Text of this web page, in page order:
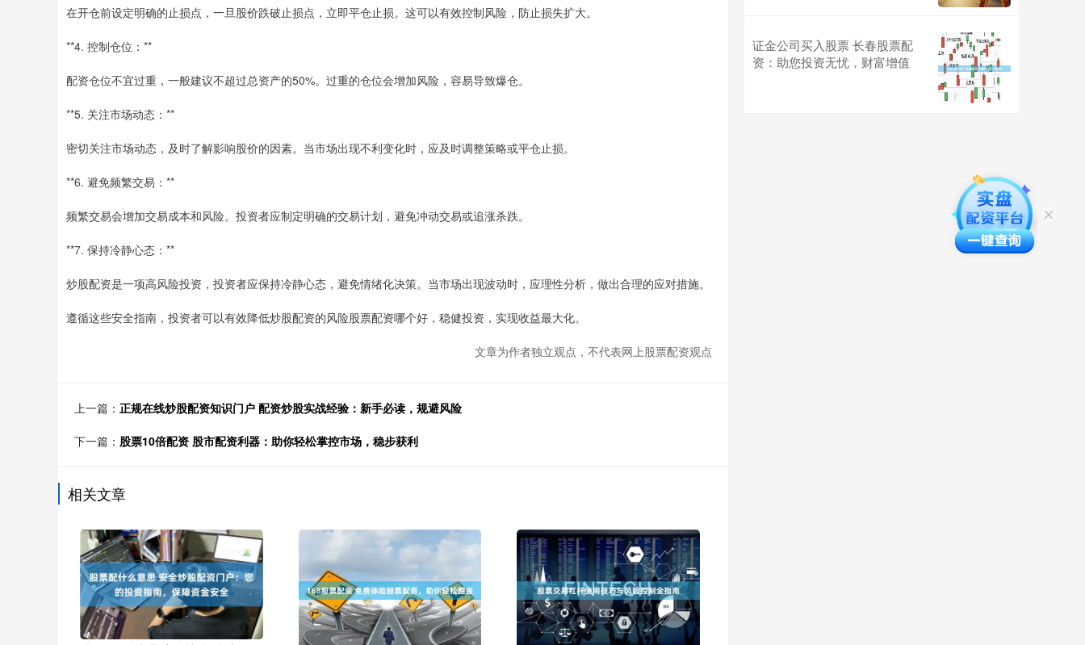
在开仓前设定明确的止损点，一旦股价跌破止损点，立即平仓止损。这可以有效控制风险，防止损失扩大。
**4. 控制仓位：**
配资仓位不宜过重，一般建议不超过总资产的50%。过重的仓位会增加风险，容易导致爆仓。
**5. 关注市场动态：**
密切关注市场动态，及时了解影响股价的因素。当市场出现不利变化时，应及时调整策略或平仓止损。
**6. 避免频繁交易：**
频繁交易会增加交易成本和风险。投资者应制定明确的交易计划，避免冲动交易或追涨杀跌。
**7. 保持冷静心态：**
炒股配资是一项高风险投资，投资者应保持冷静心态，避免情绪化决策。当市场出现波动时，应理性分析，做出合理的应对措施。
遵循这些安全指南，投资者可以有效降低炒股配资的风险股票配资哪个好，稳健投资，实现收益最大化。
文章为作者独立观点，不代表网上股票配资观点
上一篇： 正规在线炒股配资知识门户 配资炒股实战经验：新手必读，规避风险
下一篇： 股票10倍配资 股市配资利器：助你轻松掌控市场，稳步获利
相关文章
证金公司买入股票 长春股票配
资：助您投资无忧，财富增值